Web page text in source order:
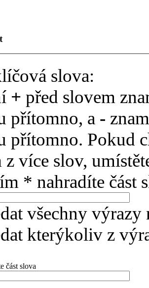
slova:
+ před slovem
přítomno, a -
přítomno. Pokud
z více slov,
* nahradíte část
všechny výrazy
kterýkoliv z
část slova